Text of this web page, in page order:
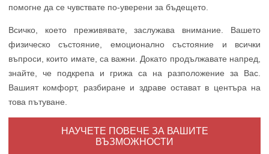
помогне да се чувствате по-уверени за бъдещето.
Всичко, което преживявате, заслужава внимание. Вашето
физическо състояние, емоционално състояние и всички
въпроси, които имате, са важни. Докато продължавате напред,
знайте, че подкрепа и грижа са на разположение за Вас.
Вашият комфорт, разбиране и здраве остават в центъра на
това пътуване.
НАУЧЕТЕ ПОВЕЧЕ ЗА ВАШИТЕ
ВЪЗМОЖНОСТИ